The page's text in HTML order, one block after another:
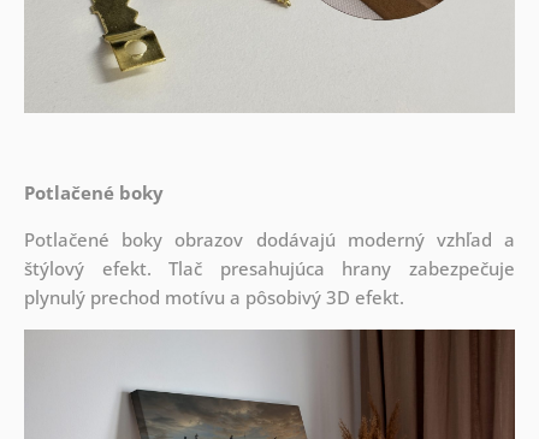
Potlačené boky
Potlačené boky obrazov dodávajú moderný vzhľad a
štýlový efekt. Tlač presahujúca hrany zabezpečuje
plynulý prechod motívu a pôsobivý 3D efekt.